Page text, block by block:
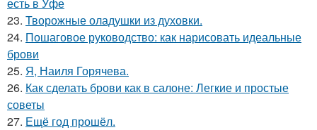
23. Творожные оладушки из духовки.
24. Пошаговое руководство: как нарисовать идеальные
брови
25. Я, Наиля Горячева.
26. Как сделать брови как в салоне: Легкие и простые
советы
27. Ещё год прошёл.